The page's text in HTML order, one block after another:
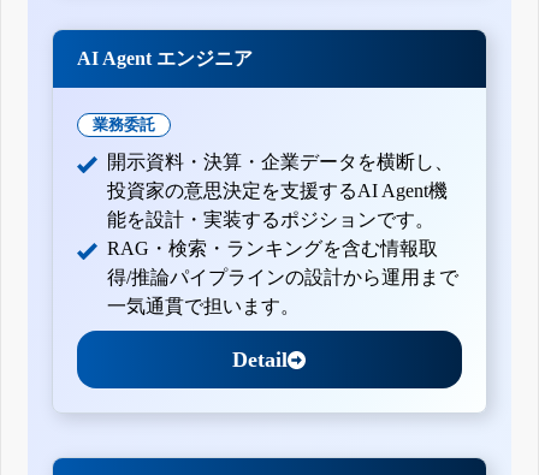
AI Agent エンジニア
業務委託
開示資料・決算・企業データを横断し、
投資家の意思決定を支援するAI Agent機
能を設計・実装するポジションです。
RAG・検索・ランキングを含む情報取
得/推論パイプラインの設計から運用まで
一気通貫で担います。
Detail